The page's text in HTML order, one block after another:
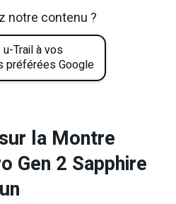
notre contenu ?
Trail à vos
préférées Google
la Montre
Gen 2 Sapphire